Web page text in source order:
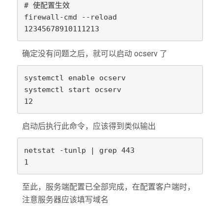
# 使配置生效
firewall-cmd --reload
确定没有问题之后，就可以启动 ocserv 了
systemctl enable ocserv
systemctl start ocserv
启动后执行此命令，应该得到类似输出
netstat -tunlp | grep 443
至此，服务端配置已全部完成，在配置客户端时，
注意服务器应该填写域名